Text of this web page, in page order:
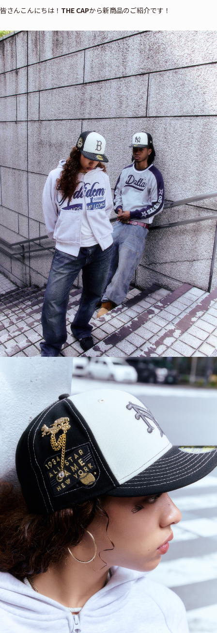
皆さんこんにちは！ THE CAPから新商品のご紹介です！